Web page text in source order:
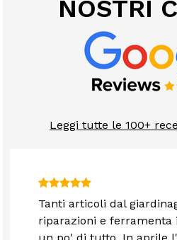
NOSTRI
Leggi tutte le 100+
Tanti articoli dal
riparazioni e ferramenta